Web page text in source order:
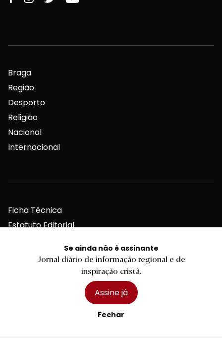
Se ainda não é assinante
Jornal diário de informação regional e de
inspiração cristã.
Assine já
Fechar
Braga
Região
Desporto
Religião
Nacional
Internacional
Ficha Técnica
Estatuto Editorial
Publicidade